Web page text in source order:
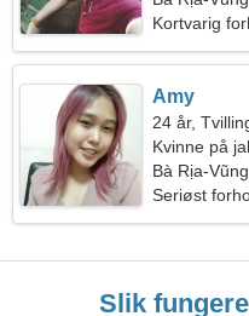
Kortvarig
Amy
24 år,
Kvinne på
Bà Rịa-
Seriøst
Slik